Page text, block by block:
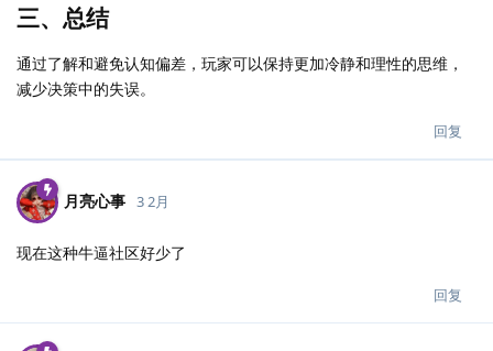
三、总结
通过了解和避免认知偏差，玩家可以保持更加冷静和理性的思维，
减少决策中的失误。
回复
月亮心事 3 2月
现在这种牛逼社区好少了
回复